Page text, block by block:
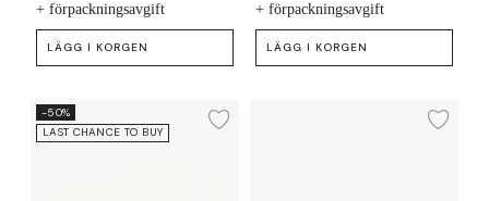
+ förpackningsavgift
LÄGG I KORGEN
+ förpackningsavgift
LÄGG I KORGEN
Duk 150x320 cm
-50%
LAST CHANCE TO BUY
Lägg till i önskelista
Födelsedagsduk 150x370 cm